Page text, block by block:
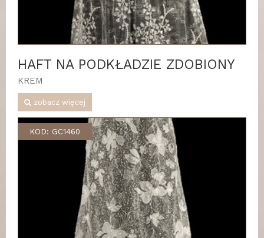
HAFT NA PODKŁADZIE ZDOBIONY
KREM
zobacz więcej
KOD: GC1460